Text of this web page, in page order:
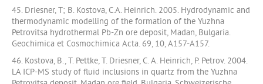
45. Driesner, T; B. Kostova, C.A. Heinrich. 2005. Hydrodynamic and
thermodynamic modelling of the formation of the Yuzhna
Petrovitsa hydrothermal Pb-Zn ore deposit, Madan, Bulgaria.
Geochimica et Cosmochimica Acta. 69, 10, A157-A157.
46. Kostova, B., T. Pettke, T. Driesner, C. A. Heinrich, P. Petrov. 2004.
LA ICP-MS study of fluid inclusions in quartz from the Yuzhna